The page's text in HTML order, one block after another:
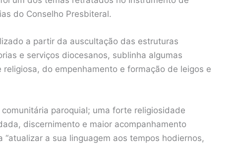
do Conselho Presbiteral.
a partir da auscultação das estruturas
e serviços diocesanos, sublinha algumas
do empenhamento e formação de leigos e
paroquial; uma forte religiosidade
discernimento e maior acompanhamento
a sua linguagem aos tempos hodiernos,